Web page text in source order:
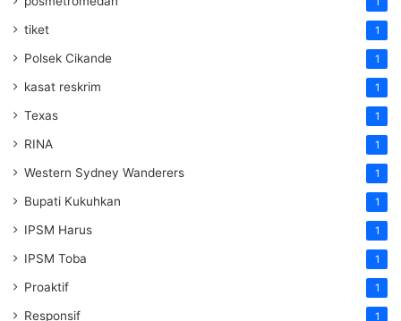
tiket 1
Polsek Cikande 1
kasat reskrim 1
Texas 1
RINA 1
Western Sydney Wanderers 1
Bupati Kukuhkan 1
IPSM Harus 1
IPSM Toba 1
Proaktif 1
Responsif 1